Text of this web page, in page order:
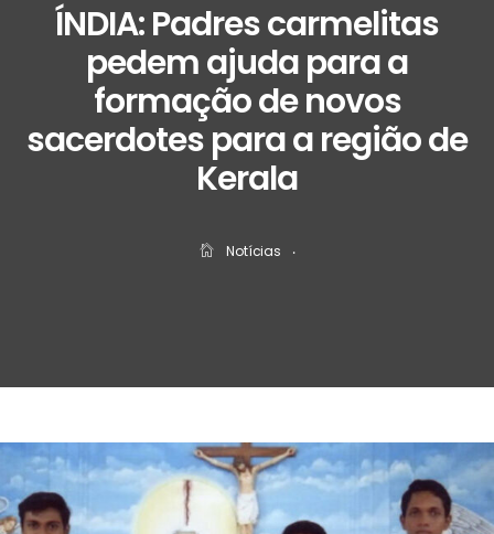
ÍNDIA: Padres carmelitas
pedem ajuda para a
formação de novos
sacerdotes para a região de
Kerala
Notícias ‧